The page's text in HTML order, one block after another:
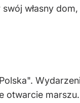
swój własny
otwarcie